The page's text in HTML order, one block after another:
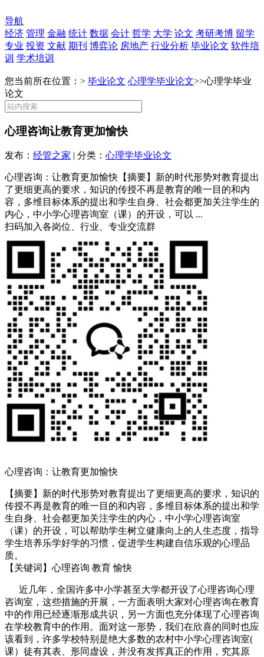
导航
经济 管理 金融 统计 数据 会计 哲学 大学 论文 考研考博 留学
专业 投资 文献 期刊 博弈论 房地产 行业分析 毕业论文 软件培
训 学术培训
您当前所在位置：> 毕业论文 心理学毕业论文>>心理学毕业
论文
心理咨询让教育更加愉快
发布： 经管之家 | 分类： 心理学毕业论文
心理咨询：让教育更加愉快【摘要】新的时代形势对教育提出
了更细更高的要求，知识的传授不再是教育的唯一目的和内
容，多维目标体系的提出和学生自身、社会都更加关注学生的
内心，中小学心理咨询室（课）的开设，可以 ...
扫码加入各岗位、行业、专业交流群
心理咨询：让教育更加愉快
【摘要】新的时代形势对教育提出了更细更高的要求，知识的
传授不再是教育的唯一目的和内容，多维目标体系的提出和学
生自身、社会都更加关注学生的内心，中小学心理咨询室
（课）的开设，可以帮助学生树立健康向上的人生态度，指导
学生培养乐学好学的习惯，促进学生构建自信乐观的心理品
质。
【关键词】心理咨询 教育 愉快
近几年，全国许多中小学甚至大学都开设了心理咨询心理
咨询室，这些措施的开展，一方面表明大家对心理咨询在教育
中的作用已经逐渐形成共识，另一方面也充分体现了心理咨询
在学校教育中的作用。面对这一形势，我们在欣喜的同时也应
该看到，许多学校特别是绝大多数的农村中小学心理咨询室(
课）徒有其表、形同虚设，并没有发挥真正的作用，究其原